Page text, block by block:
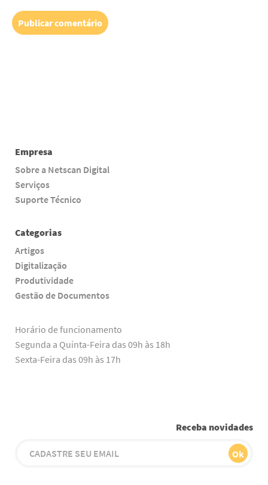
Empresa
Sobre a Netscan Digital
Serviços
Suporte Técnico
Categorias
Artigos
Digitalização
Produtividade
Gestão de Documentos
Horário de funcionamento
Segunda a Quinta-Feira das 09h às 18h
Sexta-Feira das 09h às 17h
Receba novidades